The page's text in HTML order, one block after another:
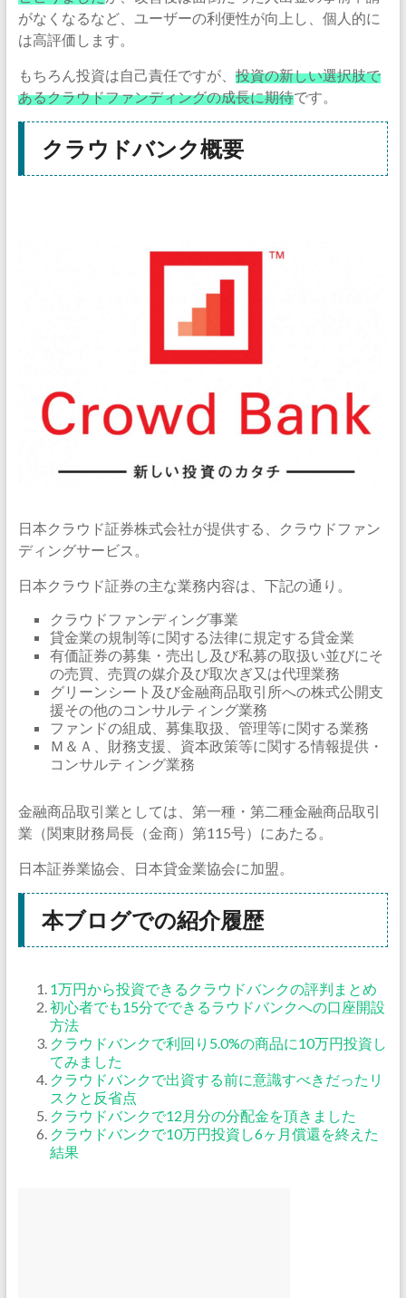
がなくなるなど、ユーザーの利便性が向上し、個人的に
は高評価します。
もちろん投資は自己責任ですが、 投資の新しい選択肢で
あるクラウドファンディングの成長に期待です。
クラウドバンク概要
日本クラウド証券株式会社が提供する、クラウドファン
ディングサービス。
日本クラウド証券の主な業務内容は、下記の通り。
クラウドファンディング事業
貸金業の規制等に関する法律に規定する貸金業
有価証券の募集・売出し及び私募の取扱い並びにそ
の売買、売買の媒介及び取次ぎ又は代理業務
グリーンシート及び金融商品取引所への株式公開支
援その他のコンサルティング業務
ファンドの組成、募集取扱、管理等に関する業務
Ｍ＆Ａ、財務支援、資本政策等に関する情報提供・
コンサルティング業務
金融商品取引業としては、第一種・第二種金融商品取引
業（関東財務局長（金商）第115号）にあたる。
日本証券業協会、日本貸金業協会に加盟。
本ブログでの紹介履歴
1万円から投資できるクラウドバンクの評判まとめ
初心者でも15分でできるラウドバンクへの口座開設
方法
クラウドバンクで利回り5.0%の商品に10万円投資し
てみました
クラウドバンクで出資する前に意識すべきだったリ
スクと反省点
クラウドバンクで12月分の分配金を頂きました
クラウドバンクで10万円投資し6ヶ月償還を終えた
結果